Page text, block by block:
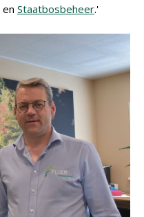
en Staatbosbeheer.'